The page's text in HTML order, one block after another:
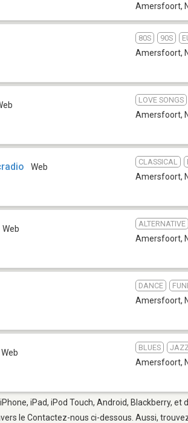
Amersfoort,
80S 90S
Amersfoort,
LOVE SONGS
Amersfoort,
Web
CLASSICAL
Amersfoort,
Web
ALTERNATIVE
Amersfoort,
DANCE
Amersfoort,
Web
BLUES
Amersfoort,
iPad, iPod Touch, Android, Blackberry,
le Contactez-nous ci-dessous. Aussi,